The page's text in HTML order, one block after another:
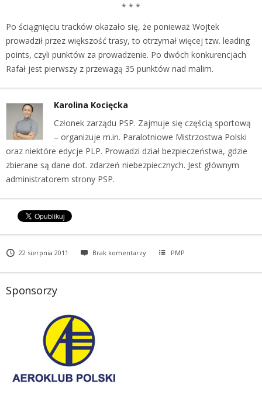
* * *
Po ściągnięciu tracków okazało się, że ponieważ Wojtek
prowadził przez większość trasy, to otrzymał więcej tzw. leading
points, czyli punktów za prowadzenie. Po dwóch konkurencjach
Rafał jest pierwszy z przewagą 35 punktów nad malim.
Karolina Kocięcka
Członek zarządu PSP. Zajmuje się częścią sportową
– organizuje m.in. Paralotniowe Mistrzostwa Polski
oraz niektóre edycje PLP. Prowadzi dział bezpieczeństwa, gdzie
zbierane są dane dot. zdarzeń niebezpiecznych. Jest głównym
administratorem strony PSP.
22 sierpnia 2011 Brak komentarzy PMP
Sponsorzy